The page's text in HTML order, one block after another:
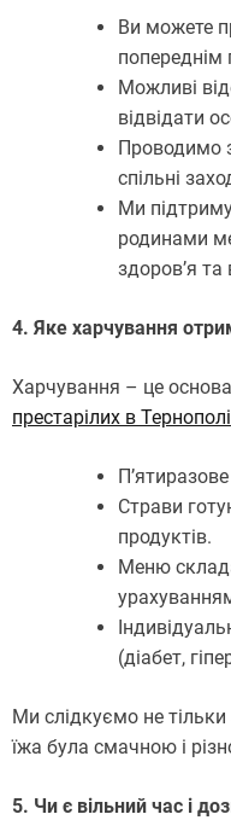
Ви можете
Можливі
відвідати
Проводимо
спільні
Ми
родинами
здоров’я та
4. Яке харчування
Харчування – це
престарілих в Тернополі
Страви
продуктів.
Меню
(діабет,
Ми слідкуємо не
їжа була смачною і
5. Чи є вільний час і